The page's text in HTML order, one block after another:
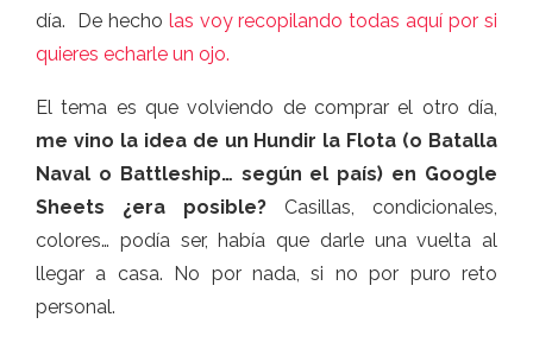
día. De hecho las voy recopilando todas aquí por si
quieres echarle un ojo.
El tema es que volviendo de comprar el otro día,
me vino la idea de un Hundir la Flota (o Batalla
Naval o Battleship… según el país) en Google
Sheets ¿era posible? Casillas, condicionales,
colores… podía ser, había que darle una vuelta al
llegar a casa. No por nada, si no por puro reto
personal.